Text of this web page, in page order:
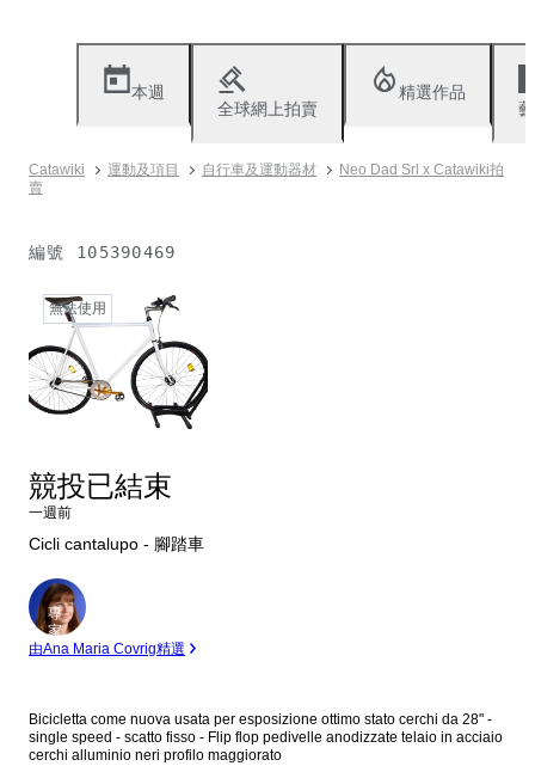
本週
全球網上拍賣
精選作品
Catawiki 運動及項目 自行車及運動器材
Neo Dad Srl x Catawiki拍
賣
編號 105390469
無法使用
競投已結束
一週前
Cicli cantalupo - 腳踏車
專
家
由Ana Maria Covrig精選
Bicicletta come nuova usata per esposizione ottimo stato cerchi da 28" -
single speed - scatto fisso - Flip flop pedivelle anodizzate telaio in acciaio
cerchi alluminio neri profilo maggiorato